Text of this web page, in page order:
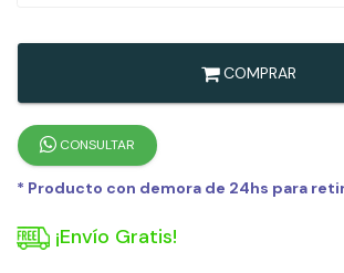
COMPRAR
CONSULTAR
* Producto con demora de 24hs para
¡Envío Gratis!